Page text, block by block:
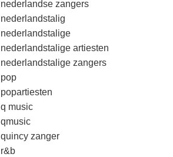
nederlandse zangers
nederlandstalig
nederlandstalige
nederlandstalige artiesten
nederlandstalige zangers
pop
popartiesten
q music
qmusic
quincy zanger
r&b